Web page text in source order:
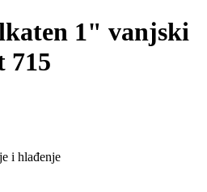
1" vanjski
715
i hlađenje